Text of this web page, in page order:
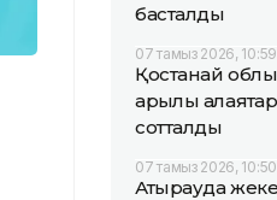
басталды
07 тамыз 2026, 10:59
Қостанай
арқылы
сотталды
07 тамыз 2026, 10:50
Атырауда